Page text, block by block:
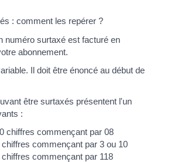
: comment les repérer ?
numéro surtaxé est facturé en
abonnement.
Il doit être énoncé au début de
être surtaxés présentent l'un
:
chiffres commençant par 08
commençant par 3 ou 10
commençant par 118